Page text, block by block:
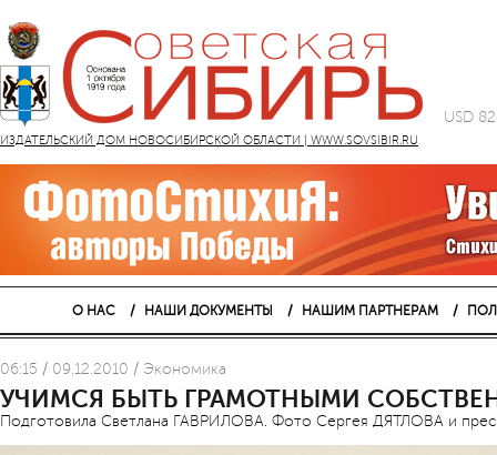
ИЗДАТЕЛЬСКИЙ ДОМ НОВОСИБИРСКОЙ ОБЛАСТИ | WWW.SOVSIBIR.RU
USD
О НАС НАШИ ДОКУМЕНТЫ НАШИМ ПАРТНЕРАМ
06:15 / 09.12.2010 / Экономика
УЧИМСЯ БЫТЬ ГРАМОТНЫМИ
Подготовила Светлана ГАВРИЛОВА. Фото Сергея ДЯТЛОВА и